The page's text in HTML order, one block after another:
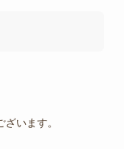
います。